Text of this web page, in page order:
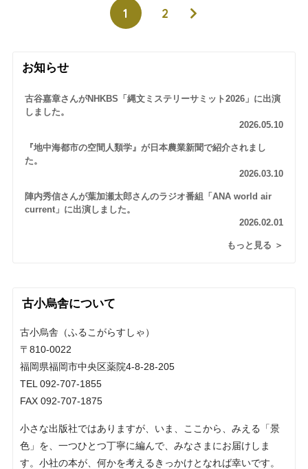
1 2
お知らせ
古谷嘉章さんがNHKBS「縄文ミステリーサミット2026」に出演
しました。
2026.05.10
『地中海都市の空間人類学』が日本農業新聞で紹介されまし
た。
2026.03.10
陣内秀信さんが葉加瀬太郎さんのラジオ番組「ANA world air
current」に出演しました。
2026.02.01
もっと見る ＞
古小烏舎について
古小烏舎（ふるこがらすしゃ）
〒810-0022
福岡県福岡市中央区薬院4-8-28-205
TEL 092-707-1855
FAX 092-707-1875
小さな出版社ではありますが、いま、ここから、みえる「景
色」を、一つひとつ丁寧に編んで、みなさまにお届けしま
す。小社の本が、何かを考えるきっかけとなれば幸いです。